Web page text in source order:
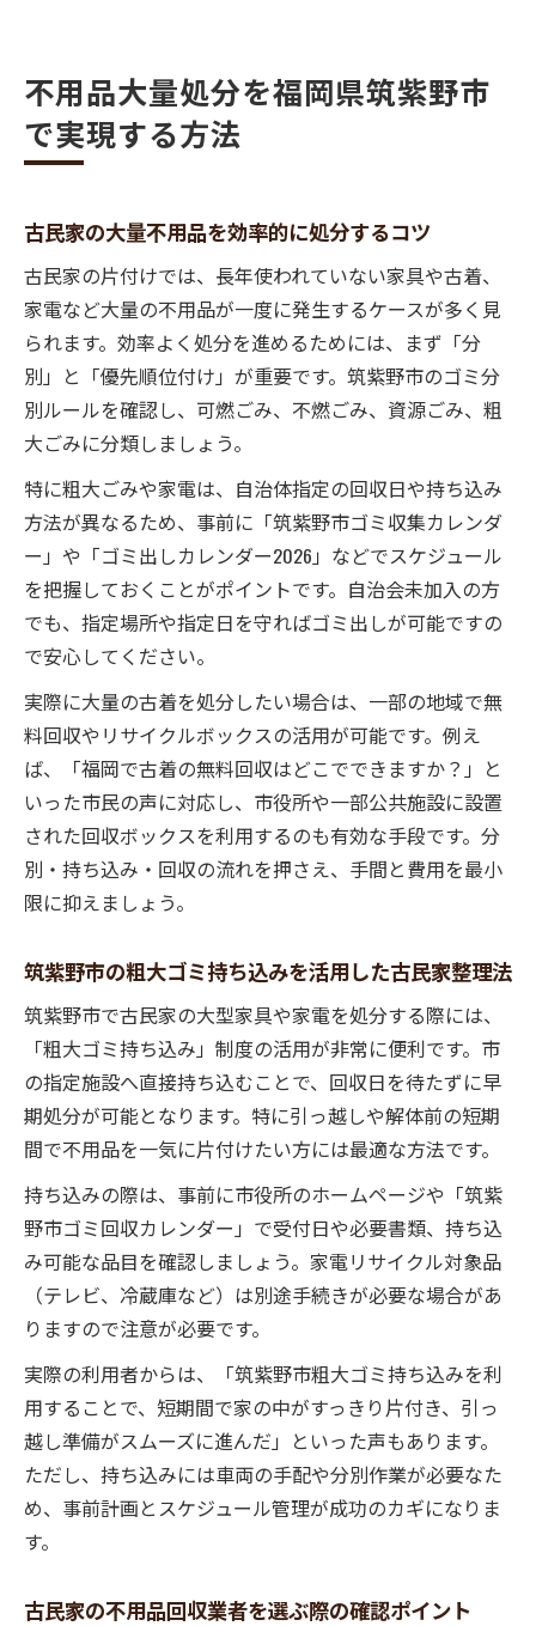
不用品大量処分を福岡県筑紫野市
で実現する方法
古民家の大量不用品を効率的に処分するコツ
古民家の片付けでは、長年使われていない家具や古着、
家電など大量の不用品が一度に発生するケースが多く見
られます。効率よく処分を進めるためには、まず「分
別」と「優先順位付け」が重要です。筑紫野市のゴミ分
別ルールを確認し、可燃ごみ、不燃ごみ、資源ごみ、粗
大ごみに分類しましょう。
特に粗大ごみや家電は、自治体指定の回収日や持ち込み
方法が異なるため、事前に「筑紫野市ゴミ収集カレンダ
ー」や「ゴミ出しカレンダー2026」などでスケジュール
を把握しておくことがポイントです。自治会未加入の方
でも、指定場所や指定日を守ればゴミ出しが可能ですの
で安心してください。
実際に大量の古着を処分したい場合は、一部の地域で無
料回収やリサイクルボックスの活用が可能です。例え
ば、「福岡で古着の無料回収はどこでできますか？」と
いった市民の声に対応し、市役所や一部公共施設に設置
された回収ボックスを利用するのも有効な手段です。分
別・持ち込み・回収の流れを押さえ、手間と費用を最小
限に抑えましょう。
筑紫野市の粗大ゴミ持ち込みを活用した古民家整理法
筑紫野市で古民家の大型家具や家電を処分する際には、
「粗大ゴミ持ち込み」制度の活用が非常に便利です。市
の指定施設へ直接持ち込むことで、回収日を待たずに早
期処分が可能となります。特に引っ越しや解体前の短期
間で不用品を一気に片付けたい方には最適な方法です。
持ち込みの際は、事前に市役所のホームページや「筑紫
野市ゴミ回収カレンダー」で受付日や必要書類、持ち込
み可能な品目を確認しましょう。家電リサイクル対象品
（テレビ、冷蔵庫など）は別途手続きが必要な場合があ
りますので注意が必要です。
実際の利用者からは、「筑紫野市粗大ゴミ持ち込みを利
用することで、短期間で家の中がすっきり片付き、引っ
越し準備がスムーズに進んだ」といった声もあります。
ただし、持ち込みには車両の手配や分別作業が必要なた
め、事前計画とスケジュール管理が成功のカギになりま
す。
古民家の不用品回収業者を選ぶ際の確認ポイント